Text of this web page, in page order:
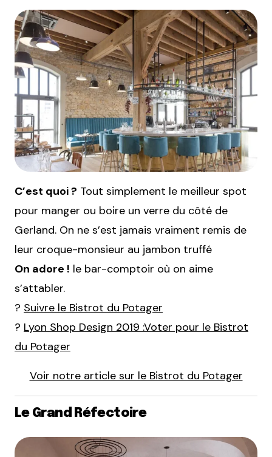
C’est quoi ? Tout simplement le meilleur spot
pour manger ou boire un verre du côté de
Gerland. On ne s’est jamais vraiment remis de
leur croque-monsieur au jambon truffé
On adore ! le bar-comptoir où on aime
s’attabler.
? Suivre le Bistrot du Potager
? Lyon Shop Design 2019 :Voter pour le Bistrot
du Potager
Voir notre article sur le Bistrot du Potager
Le Grand Réfectoire